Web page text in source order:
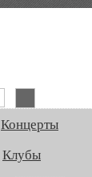
Концерты
Клубы